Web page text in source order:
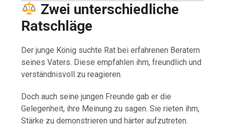
Zwei unterschiedliche
Ratschläge
Der junge König suchte Rat bei erfahrenen Beratern
seines Vaters. Diese empfahlen ihm, freundlich und
verständnisvoll zu reagieren.
Doch auch seine jungen Freunde gab er die
Gelegenheit, ihre Meinung zu sagen. Sie rieten ihm,
Stärke zu demonstrieren und härter aufzutreten.